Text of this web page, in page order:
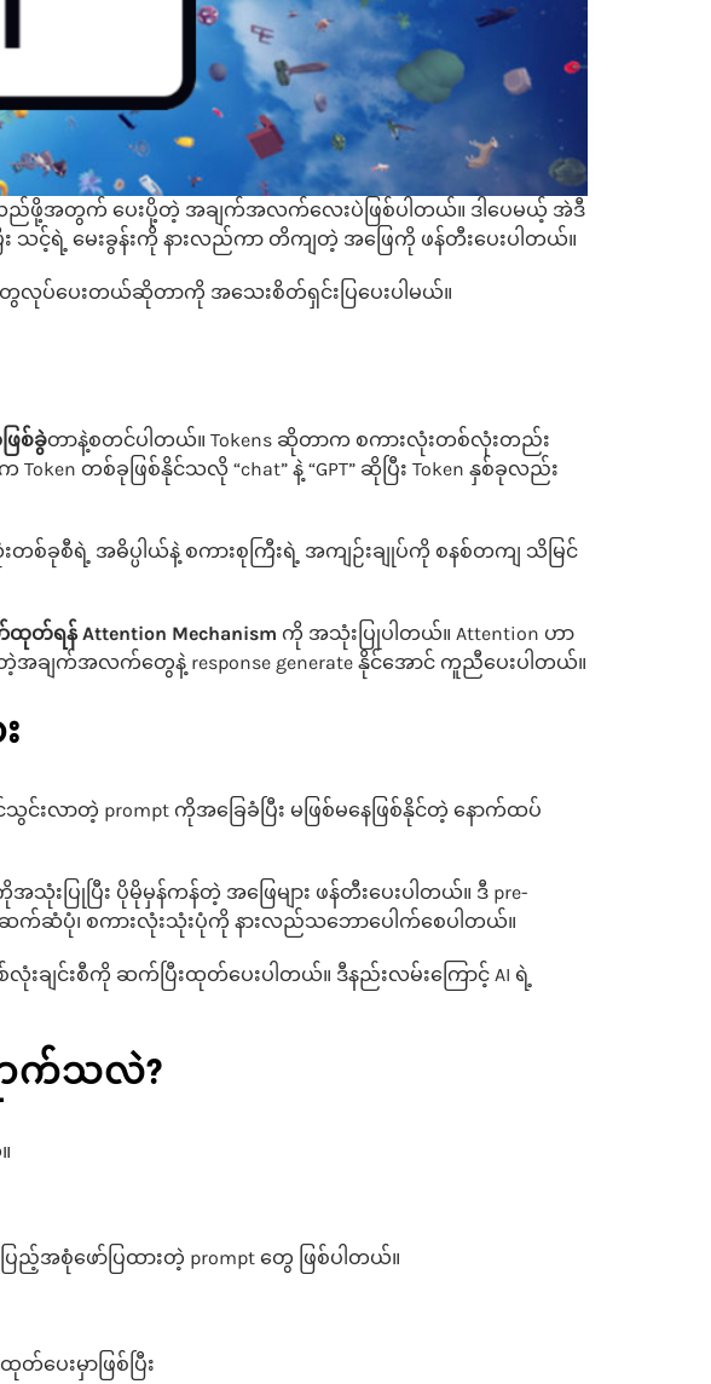
းလည်ဖို့အတွက် ပေးပို့တဲ့ အချက်အလက်လေးပဲဖြစ်ပါတယ်။ ဒါပေမယ့် အဲဒီ
သင့်ရဲ့ မေးခွန်းကို နားလည်ကာ တိကျတဲ့ အဖြေကို ဖန်တီးပေးပါတယ်။
ေလုပ်ပေးတယ်ဆိုတာကို အသေးစိတ်ရှင်းပြပေးပါမယ်။
ြစ်ခွဲတာနဲ့စတင်ပါတယ်။ Tokens ဆိုတာက စကားလုံးတစ်လုံးတည်း
တစ်ခုဖြစ်နိုင်သလို “chat” နဲ့ “GPT” ဆိုပြီး Token နှစ်ခုလည်း
းတစ်ခုစီရဲ့ အဓိပ္ပါယ်နဲ့ စကားစုကြီးရဲ့ အကျဉ်းချုပ်ကို စနစ်တကျ သိမြင်
တ်ရန် Attention Mechanism ကို အသုံးပြုပါတယ်။ Attention ဟာ
ချက်အလက်တွေနဲ့ response generate နိုင်အောင် ကူညီပေးပါတယ်။
ာတဲ့ prompt ကိုအခြေခံပြီး မဖြစ်မနေဖြစ်နိုင်တဲ့ နောက်ထပ်
သုံးပြုပြီး ပိုမိုမှန်ကန်တဲ့ အဖြေများ ဖန်တီးပေးပါတယ်။ ဒီ pre-
လို ဆက်ဆံပုံ၊ စကားလုံးသုံးပုံကို နားလည်သဘောပေါက်စေပါတယ်။
းချင်းစီကို ဆက်ပြီးထုတ်ပေးပါတယ်။ ဒီနည်းလမ်းကြောင့် AI ရဲ့
ာက်သလဲ?
ည့်အစုံဖော်ပြထားတဲ့ prompt တွေ ဖြစ်ပါတယ်။
ေးမှာဖြစ်ပြီး